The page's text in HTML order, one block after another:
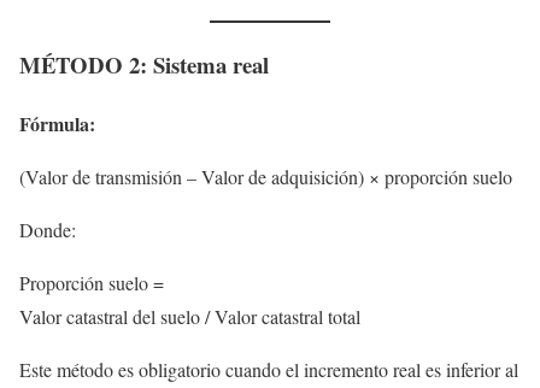
MÉTODO 2: Sistema real
Fórmula:
(Valor de transmisión – Valor de adquisición) × proporción suelo
Donde:
Proporción suelo =
Valor catastral del suelo / Valor catastral total
Este método es obligatorio cuando el incremento real es inferior al